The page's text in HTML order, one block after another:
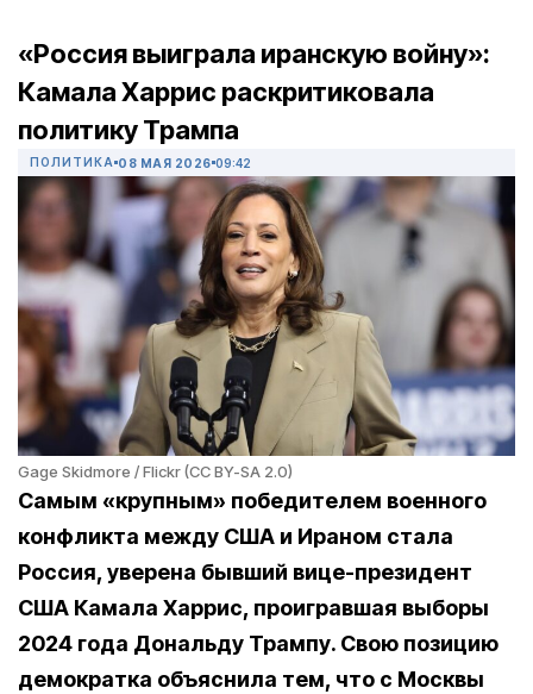
«Россия выиграла иранскую войну»:
Камала Харрис раскритиковала
политику Трампа
ПОЛИТИКА 08 МАЯ 2026 09:42
Gage Skidmore / Flickr (CC BY-SA 2.0)
Самым «крупным» победителем военного
конфликта между США и Ираном стала
Россия, уверена бывший вице-президент
США Камала Харрис, проигравшая выборы
2024 года Дональду Трампу. Свою позицию
демократка объяснила тем, что с Москвы